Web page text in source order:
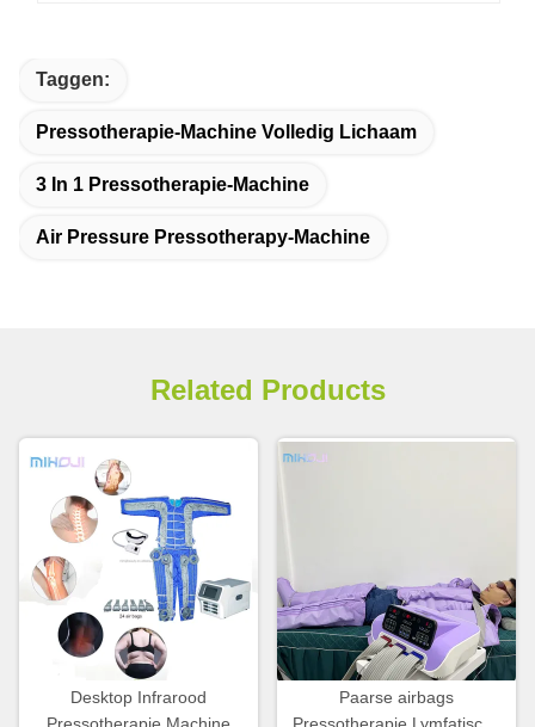
Taggen:
Pressotherapie-Machine Volledig Lichaam
3 In 1 Pressotherapie-Machine
Air Pressure Pressotherapy-Machine
Related Products
Desktop Infrarood
Pressotherapie Machine
Paarse airbags
Pressotherapie Lymfatische